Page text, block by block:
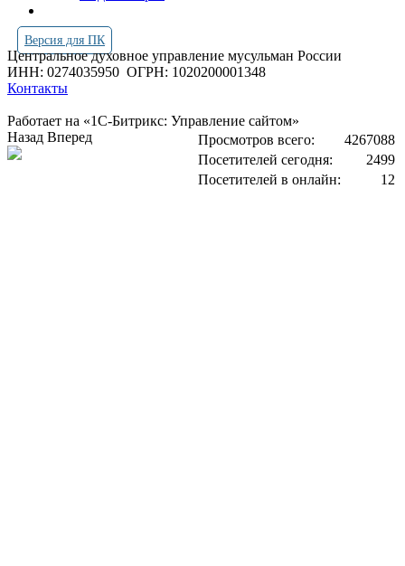
Версия для ПК
Центральное духовное управление мусульман России
ИНН: 0274035950 ОГРН: 1020200001348
Контакты
Работает на «1С-Битрикс: Управление сайтом»
Просмотров всего:
4267088
Посетителей сегодня:
2499
Посетителей в онлайн:
12
Назад Вперед